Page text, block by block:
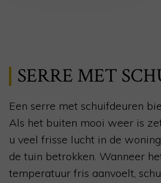
SERRE MET
Een serre met schuifdeuren
Als het buiten mooi weer is
u veel frisse lucht in de
de tuin betrokken. Wanneer
temperatuur fris aanvoelt,